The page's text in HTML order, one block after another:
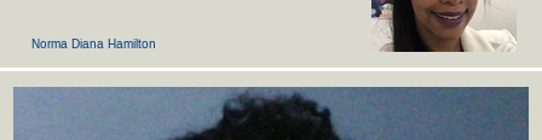
Norma Diana Hamilton